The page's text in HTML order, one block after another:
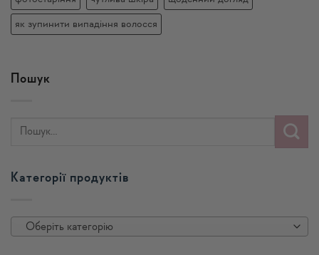
як зупинити випадіння волосся
Пошук
Категорії продуктів
Оберіть категорію